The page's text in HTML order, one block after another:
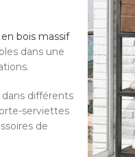
bois massif
dans une
dans différents
serviettes
de